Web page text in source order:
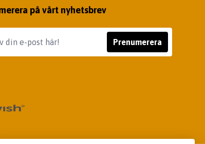
på vårt nyhetsbrev
Prenumerera